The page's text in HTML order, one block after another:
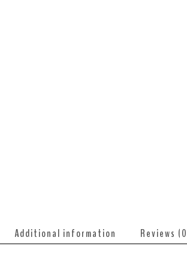
Additional information
Reviews